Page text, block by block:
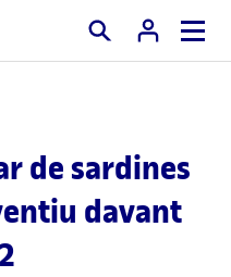
Cercar
de sardines
davant